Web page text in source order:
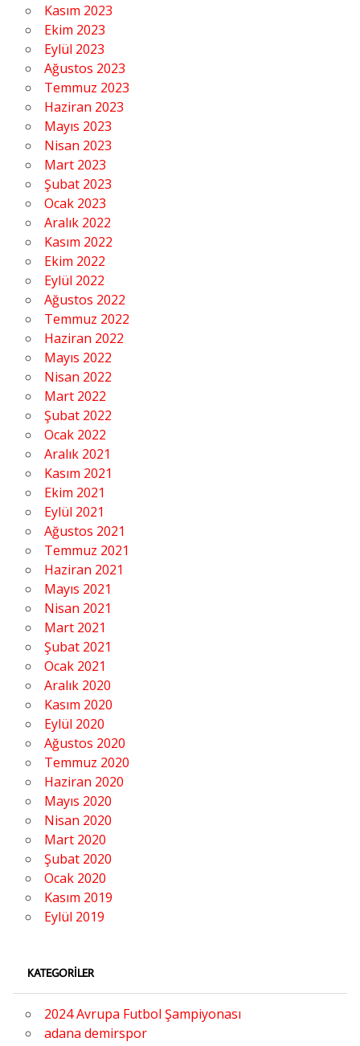
Kasım 2023
Ekim 2023
Eylül 2023
Ağustos 2023
Temmuz 2023
Haziran 2023
Mayıs 2023
Nisan 2023
Mart 2023
Şubat 2023
Ocak 2023
Aralık 2022
Kasım 2022
Ekim 2022
Eylül 2022
Ağustos 2022
Temmuz 2022
Haziran 2022
Mayıs 2022
Nisan 2022
Mart 2022
Şubat 2022
Ocak 2022
Aralık 2021
Kasım 2021
Ekim 2021
Eylül 2021
Ağustos 2021
Temmuz 2021
Haziran 2021
Mayıs 2021
Nisan 2021
Mart 2021
Şubat 2021
Ocak 2021
Aralık 2020
Kasım 2020
Eylül 2020
Ağustos 2020
Temmuz 2020
Haziran 2020
Mayıs 2020
Nisan 2020
Mart 2020
Şubat 2020
Ocak 2020
Kasım 2019
Eylül 2019
KATEGORILER
2024 Avrupa Futbol Şampiyonası
adana demirspor